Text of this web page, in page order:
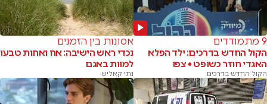
9 מתמודדים
הקול החדש בדרכים: ילד הפלא
האגדי חוזר כשופט • צפו
הקול החדש בדרכים
אסונות בין הזמנים
נכדי ראש הישיבה: אח ואחות טבעו
למוות באגם
נתי קאליש